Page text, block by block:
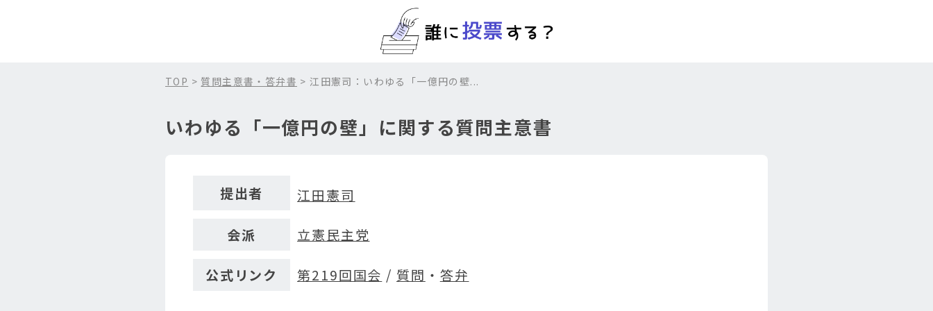
TOP > 質問主意書・答弁書 > 江田憲司：いわゆる「一億円の壁...
いわゆる「一億円の壁」に関する質問主意書
提出者 江田憲司
会派 立憲民主党
公式リンク 第219回国会 / 質問 ・ 答弁